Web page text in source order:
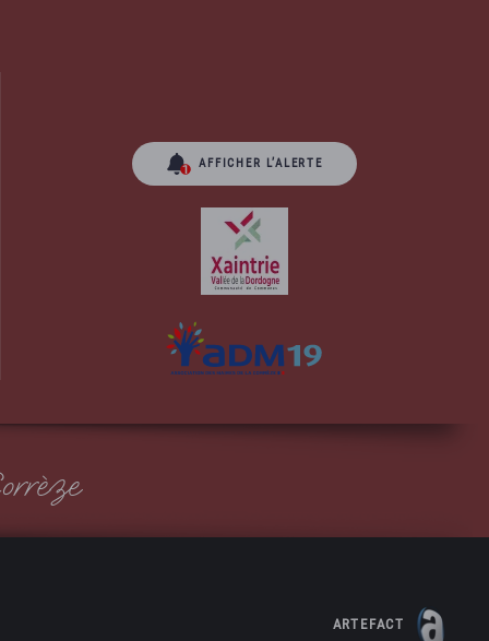
AFFICHER L’ALERTE
ARTEFACT